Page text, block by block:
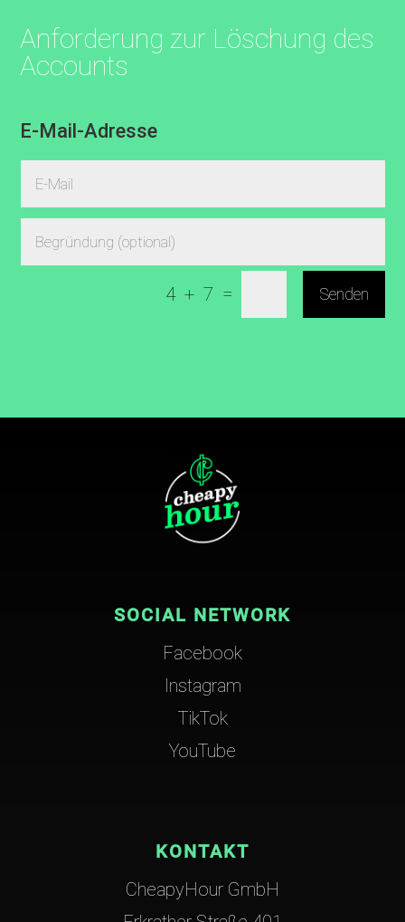
Anforderung zur Löschung des
Accounts
E-Mail-Adresse
4 + 7 = Senden
SOCIAL NETWORK
Facebook
Instagram
TikTok
YouTube
KONTAKT
CheapyHour GmbH